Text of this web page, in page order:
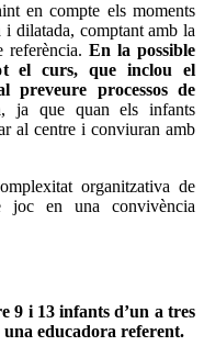
en compte els moments
i dilatada, comptant amb la
referència.En la possible
el curs, que inclou el
preveure processos de
, ja que quan els infants
al centre i conviuran amb
organitzativa de
joc en una convivència
9 i 13 infants d’un a tres
educadora referent.